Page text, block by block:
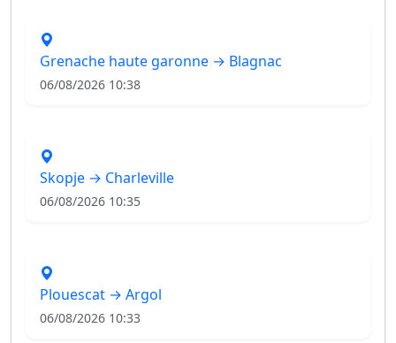
Grenache haute garonne → Blagnac
06/08/2026 10:38
Skopje → Charleville
06/08/2026 10:35
Plouescat → Argol
06/08/2026 10:33